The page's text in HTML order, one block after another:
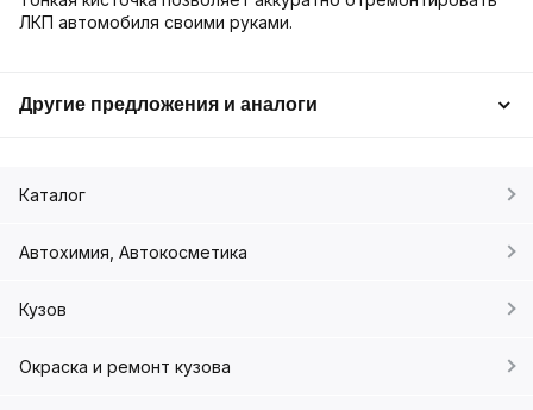
ЛКП автомобиля своими руками.
Другие предложения и аналоги
Каталог
Автохимия, Автокосметика
Кузов
Окраска и ремонт кузова